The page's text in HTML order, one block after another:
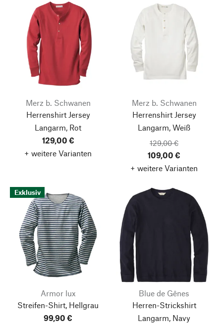
Merz b. Schwanen
Herrenshirt Jersey
Langarm, Rot
129,00 €
+ weitere Varianten
Merz b. Schwanen
Herrenshirt Jersey
Langarm, Weiß
129,00 €
109,00 €
+ weitere Varianten
Exklusiv
Armor lux
Streifen-Shirt, Hellgrau
99,90 €
Blue de Gênes
Herren-Strickshirt
Langarm, Navy